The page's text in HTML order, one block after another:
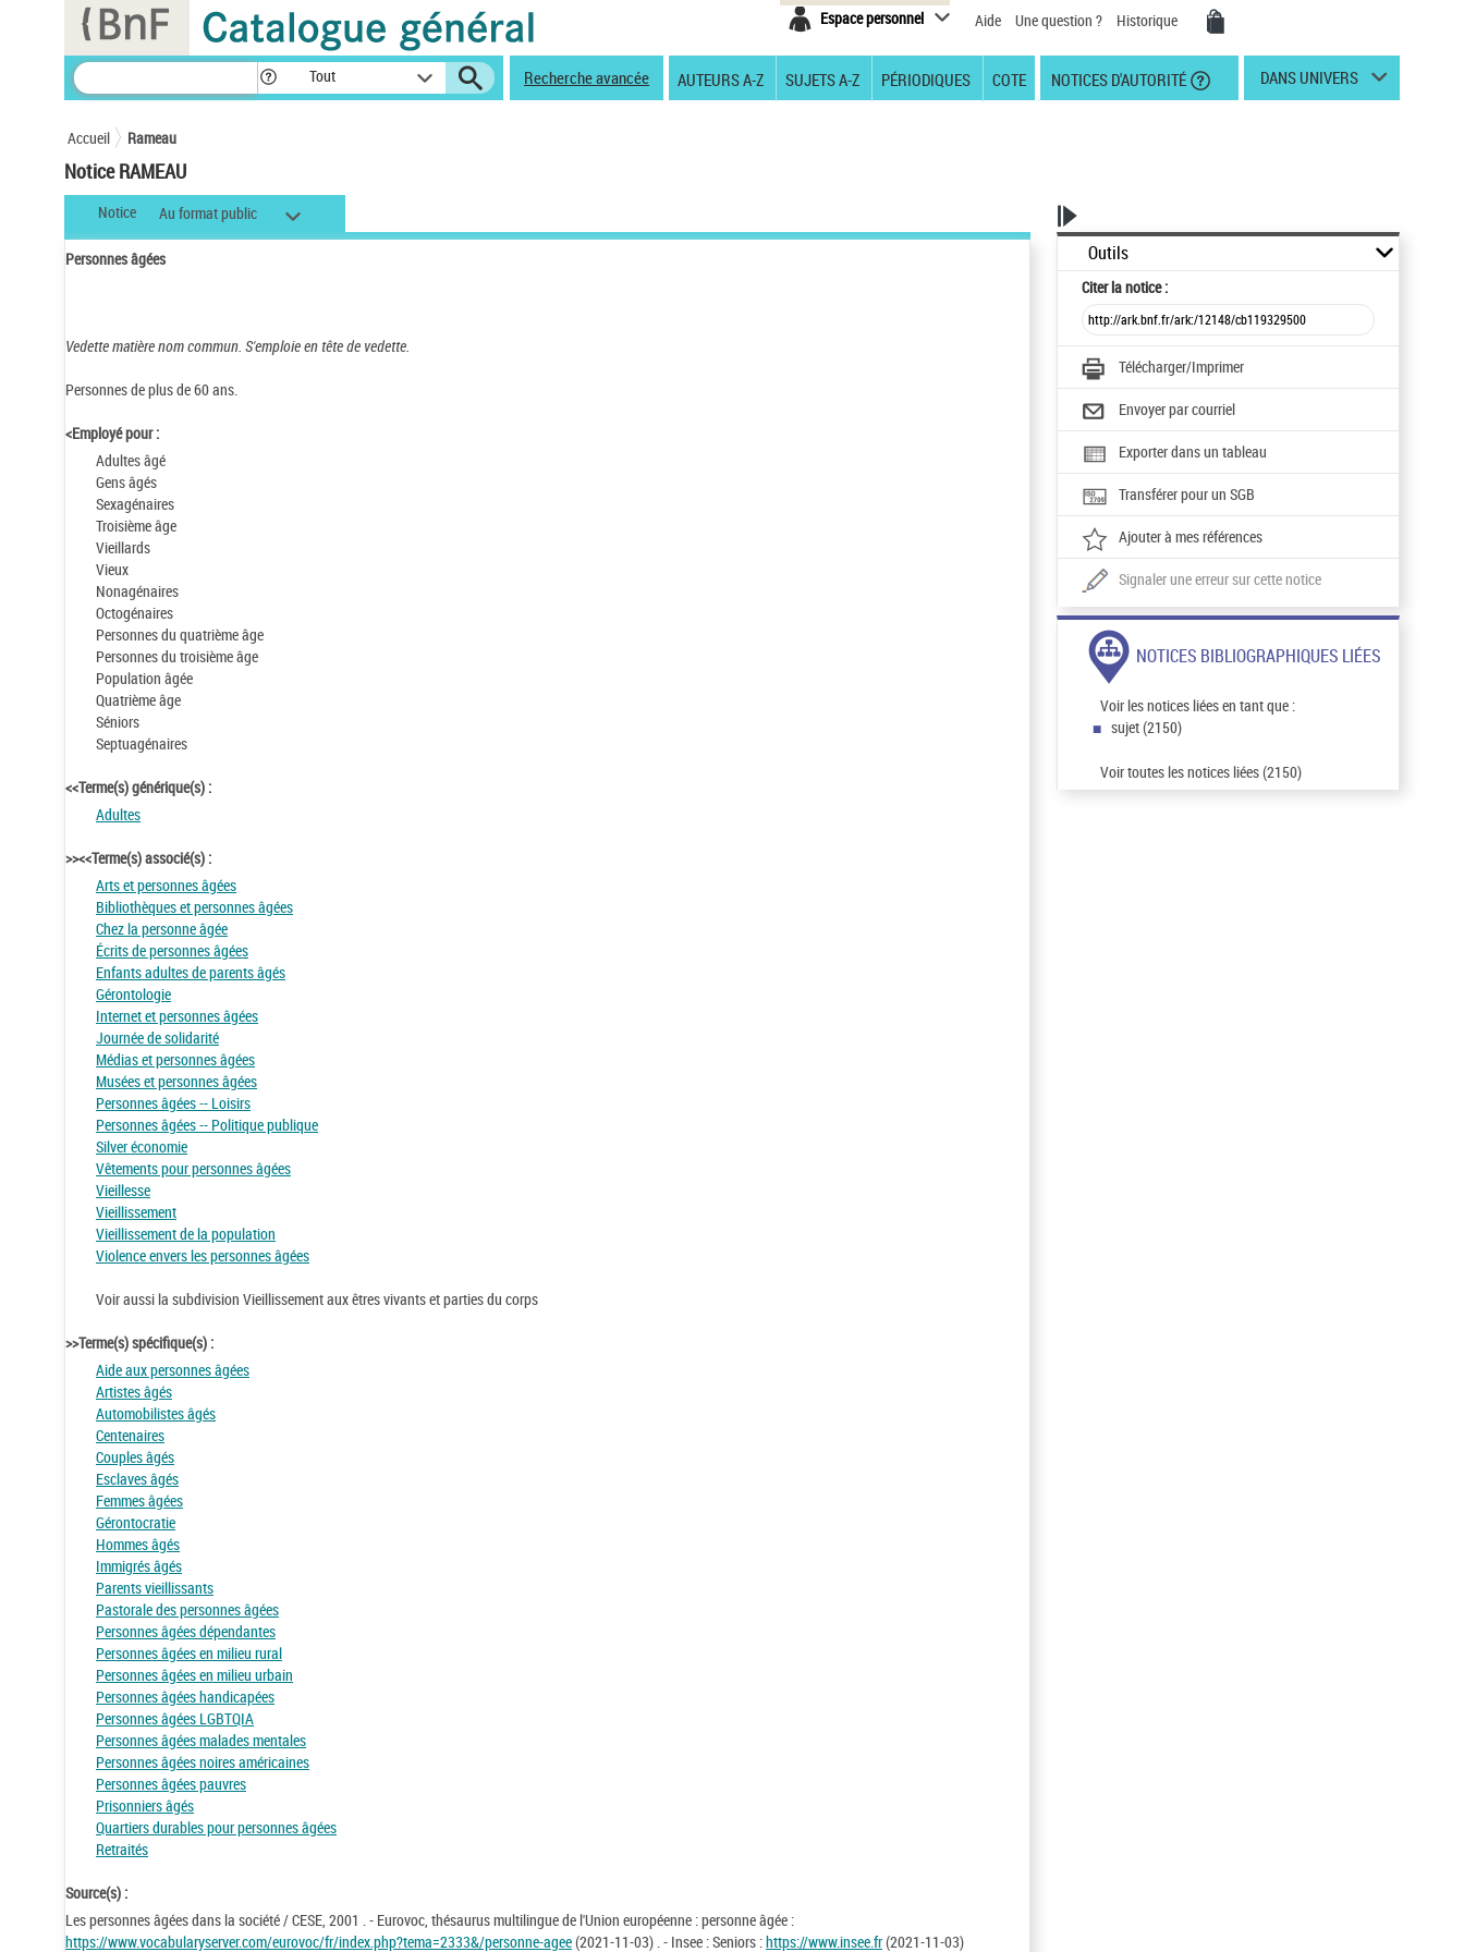
Espace personnel Aide Une question ? Historique
Tout Recherche avancée AUTEURS A-Z SUJETS A-Z PÉRIODIQUES COTE NOTICES D'AUTORITÉ DANS UNIVERS
Accueil Rameau
Notice RAMEAU
Notice Au format public
Personnes âgées
Vedette matière nom commun. S'emploie en tête de vedette.
Personnes de plus de 60 ans.
<Employé pour :
Adultes âgé
Gens âgés
Sexagénaires
Troisième âge
Vieillards
Vieux
Nonagénaires
Octogénaires
Personnes du quatrième âge
Personnes du troisième âge
Population âgée
Quatrième âge
Séniors
Septuagénaires
<<Terme(s) générique(s) :
Adultes
>><<Terme(s) associé(s) :
Arts et personnes âgées
Bibliothèques et personnes âgées
Chez la personne âgée
Écrits de personnes âgées
Enfants adultes de parents âgés
Gérontologie
Internet et personnes âgées
Journée de solidarité
Médias et personnes âgées
Musées et personnes âgées
Personnes âgées -- Loisirs
Personnes âgées -- Politique publique
Silver économie
Vêtements pour personnes âgées
Vieillesse
Vieillissement
Vieillissement de la population
Violence envers les personnes âgées
Voir aussi la subdivision Vieillissement aux êtres vivants et parties du corps
>>Terme(s) spécifique(s) :
Aide aux personnes âgées
Artistes âgés
Automobilistes âgés
Centenaires
Couples âgés
Esclaves âgés
Femmes âgées
Gérontocratie
Hommes âgés
Immigrés âgés
Parents vieillissants
Pastorale des personnes âgées
Personnes âgées dépendantes
Personnes âgées en milieu rural
Personnes âgées en milieu urbain
Personnes âgées handicapées
Personnes âgées LGBTQIA
Personnes âgées malades mentales
Personnes âgées noires américaines
Personnes âgées pauvres
Prisonniers âgés
Quartiers durables pour personnes âgées
Retraités
Source(s) :
Les personnes âgées dans la société / CESE, 2001 . - Eurovoc, thésaurus multilingue de l'Union européenne : personne âgée :
https://www.vocabularyserver.com/eurovoc/fr/index.php?tema=2333&/personne-agee(2021-11-03) . - Insee : Seniors :https://www.insee.fr(2021-11-03)
Outils
Citerla notice :
Télécharger/Imprimer
Envoyer par courriel
Exporter dans un tableau
Transférer pour un SGB
Ajouter à mes références
Signaler une erreur sur cette notice
NOTICES BIBLIOGRAPHIQUES LIÉES
Voir les notices liées en tant que :
sujet (2150)
Voir toutes les notices liées (2150)
Panneau de gestion des cookies